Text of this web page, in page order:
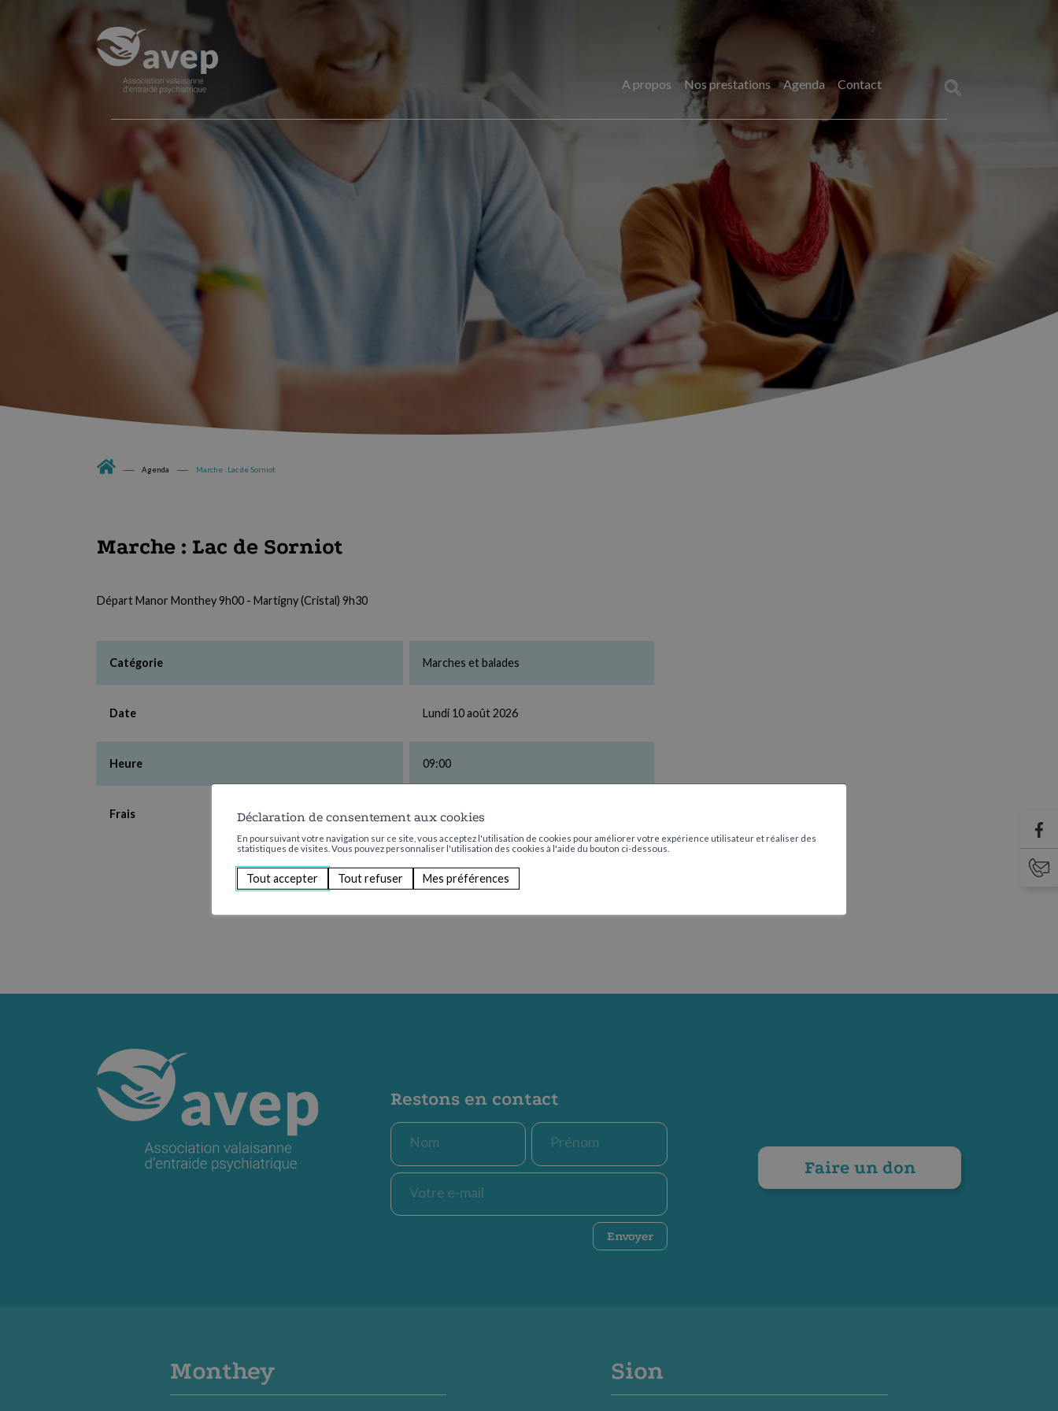
A propos Nos prestations Agenda Contact
Rechercher :
Agenda Marche : Lac de Sorniot
Marche : Lac de Sorniot
Départ Manor Monthey 9h00 - Martigny (Cristal) 9h30
Catégorie Marches et balades
Date Lundi 10 août 2026
Heure 09:00
Frais Aucun
Restons en contact
Nom Prénom
E-
mail
*
Envoyer
Faire un don
Monthey Sion
Déclaration de consentement aux cookies
En poursuivant votre navigation sur ce site, vous acceptez l'utilisation de cookies pour améliorer votre expérience utilisateur et réaliser des
statistiques de visites. Vous pouvez personnaliser l'utilisation des cookies à l'aide du bouton ci-dessous.
Tout accepter Tout refuser Mes préférences